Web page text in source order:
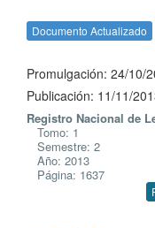
Documento Actualizado
Promulgación: 24/10/
Publicación: 11/11/
Registro Nacional de
Tomo: 1
Semestre: 2
Año: 2013
Página: 1637